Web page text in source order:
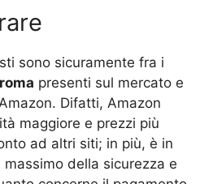
sono sicuramente fra i
presenti sul mercato e
Difatti, Amazon
maggiore e prezzi più
ad altri siti; in più, è in
della sicurezza e